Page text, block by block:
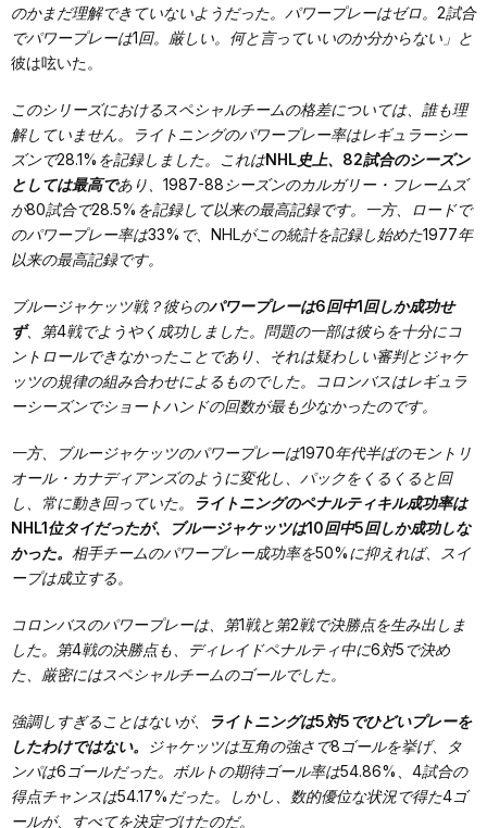
のかまだ理解できていないようだった。パワープレーはゼロ。2試合
でパワープレーは1回。厳しい。何と言っていいのか分からない」と
彼は呟いた。
このシリーズにおけるスペシャルチームの格差については、誰も理
解していません。ライトニングのパワープレー率はレギュラーシー
ズンで28.1%を記録しました。これはNHL史上、82試合のシーズン
としては最高であり、1987-88シーズンのカルガリー・フレームズ
が80試合で28.5%を記録して以来の最高記録です。一方、ロードで
のパワープレー率は33%で、NHLがこの統計を記録し始めた1977年
以来の最高記録です。
ブルージャケッツ戦？彼らのパワープレーは6回中1回しか成功せ
ず、第4戦でようやく成功しました。問題の一部は彼らを十分にコ
ントロールできなかったことであり、それは疑わしい審判とジャケ
ッツの規律の組み合わせによるものでした。コロンバスはレギュラ
ーシーズンでショートハンドの回数が最も少なかったのです。
一方、ブルージャケッツのパワープレーは1970年代半ばのモントリ
オール・カナディアンズのように変化し、パックをくるくると回
し、常に動き回っていた。
ライトニングのペナルティキル成功率は
NHL1位タイだったが、ブルージャケッツは10回中5回しか成功しな
かった。 相手チームのパワープレー成功率を50%に抑えれば、スイ
ープは成立する。
コロンバスのパワープレーは、第1戦と第2戦で決勝点を生み出しま
した。第4戦の決勝点も、ディレイドペナルティ中に6対5で決め
た、厳密にはスペシャルチームのゴールでした。
強調しすぎることはないが、
ライトニングは5対5でひどいプレーを
したわけではない。
ジャケッツは互角の強さで8ゴールを挙げ、タ
ンパは6ゴールだった。ボルトの期待ゴール率は54.86%、4試合の
得点チャンスは54.17%だった。しかし、数的優位な状況で得た4ゴ
ールが、すべてを決定づけたのだ。